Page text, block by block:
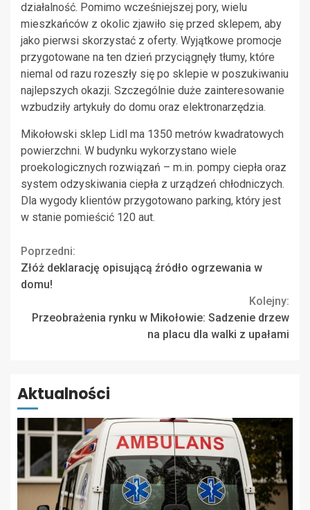
działalność. Pomimo wcześniejszej pory, wielu
mieszkańców z okolic zjawiło się przed sklepem, aby
jako pierwsi skorzystać z oferty. Wyjątkowe promocje
przygotowane na ten dzień przyciągnęły tłumy, które
niemal od razu rozeszły się po sklepie w poszukiwaniu
najlepszych okazji. Szczególnie duże zainteresowanie
wzbudziły artykuły do domu oraz elektronarzędzia.
Mikołowski sklep Lidl ma 1350 metrów kwadratowych
powierzchni. W budynku wykorzystano wiele
proekologicznych rozwiązań – m.in. pompy ciepła oraz
system odzyskiwania ciepła z urządzeń chłodniczych.
Dla wygody klientów przygotowano parking, który jest
w stanie pomieścić 120 aut.
Continue
Reading
Poprzedni:
Złóż deklarację opisującą źródło ogrzewania w
domu!
Kolejny:
Przeobrażenia rynku w Mikołowie: Sadzenie drzew
na placu dla walki z upałami
Aktualności